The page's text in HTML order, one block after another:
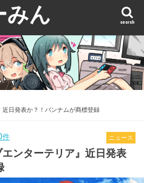
みん search
近日発表か？！バンナムが商標登録
ニュース
件
エンターテリア』近日発表